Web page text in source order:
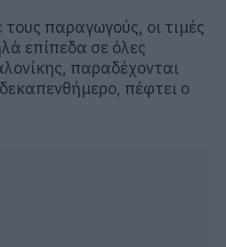
παραγωγούς, οι τιμές
επίπεδα σε όλες
παραδέχονται
πέφτει ο